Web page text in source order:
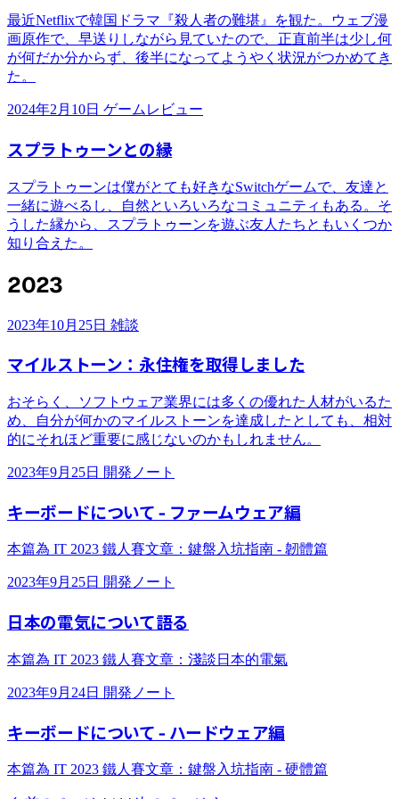
最近Netflixで韓国ドラマ『殺人者の難堪』を観た。ウェブ漫
画原作で、早送りしながら見ていたので、正直前半は少し何
が何だか分からず、後半になってようやく状況がつかめてき
た。
2024年2月10日 ゲームレビュー
スプラトゥーンとの縁
スプラトゥーンは僕がとても好きなSwitchゲームで、友達と
一緒に遊べるし、自然といろいろなコミュニティもある。そ
うした縁から、スプラトゥーンを遊ぶ友人たちともいくつか
知り合えた。
2023
2023年10月25日 雑談
マイルストーン：永住権を取得しました
おそらく、ソフトウェア業界には多くの優れた人材がいるた
め、自分が何かのマイルストーンを達成したとしても、相対
的にそれほど重要に感じないのかもしれません。
2023年9月25日 開発ノート
キーボードについて - ファームウェア編
本篇為 IT 2023 鐵人賽文章：鍵盤入坑指南 - 韌體篇
2023年9月25日 開発ノート
日本の電気について語る
本篇為 IT 2023 鐵人賽文章：淺談日本的電氣
2023年9月24日 開発ノート
キーボードについて - ハードウェア編
本篇為 IT 2023 鐵人賽文章：鍵盤入坑指南 - 硬體篇